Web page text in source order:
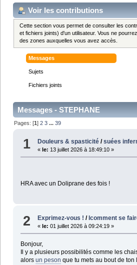
Voir les contributions
Cette section vous permet de consulter les
et fichiers joints) d'un utilisateur. Vous ne
des zones auxquelles vous avez accès.
Messages
Sujets
Fichiers joints
Messages - STEPHANE
Pages: [1]2 3 ...39
1 Douleurs & spasticité /suées
«le: 13 juillet 2026 à 18:49:10 »
HRA avec un Doliprane des fois !
2 Exprimez-vous ! / lcomment se
« le: 01 juillet 2026 à 09:24:19 »
Bonjour,
Il y a plusieurs possibilités comme les
alors un peson que tu mets au bout de ton